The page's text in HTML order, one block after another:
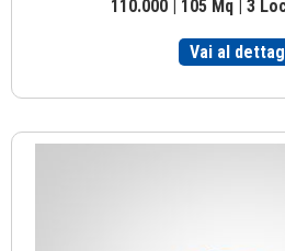
110.000 | 105 Mq | 3
Vai al